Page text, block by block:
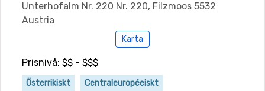
Unterhofalm Nr. 220 Nr. 220, Filzmoos 5532
Austria
Karta
Prisnivå: $$ - $$$
Österrikiskt Centraleuropéeiskt